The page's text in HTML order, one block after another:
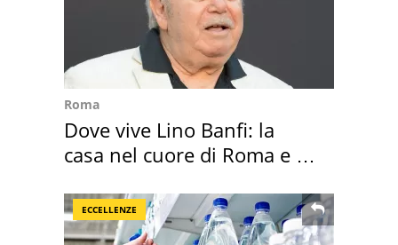
Roma
Dove vive Lino Banfi: la
casa nel cuore di Roma e i
ECCELLENZE